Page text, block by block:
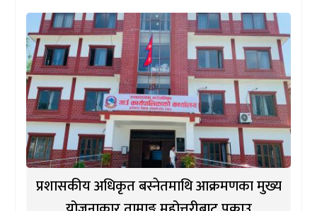
प्रशासकीय अधिकृत बस्नेतमाथि आक्रमणका मुख्य